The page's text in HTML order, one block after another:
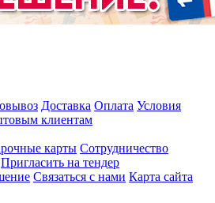
Доставка Оплата Условия
клиентам
карты Сотрудничество
Пригласить на тендер
Связаться с нами Карта сайта